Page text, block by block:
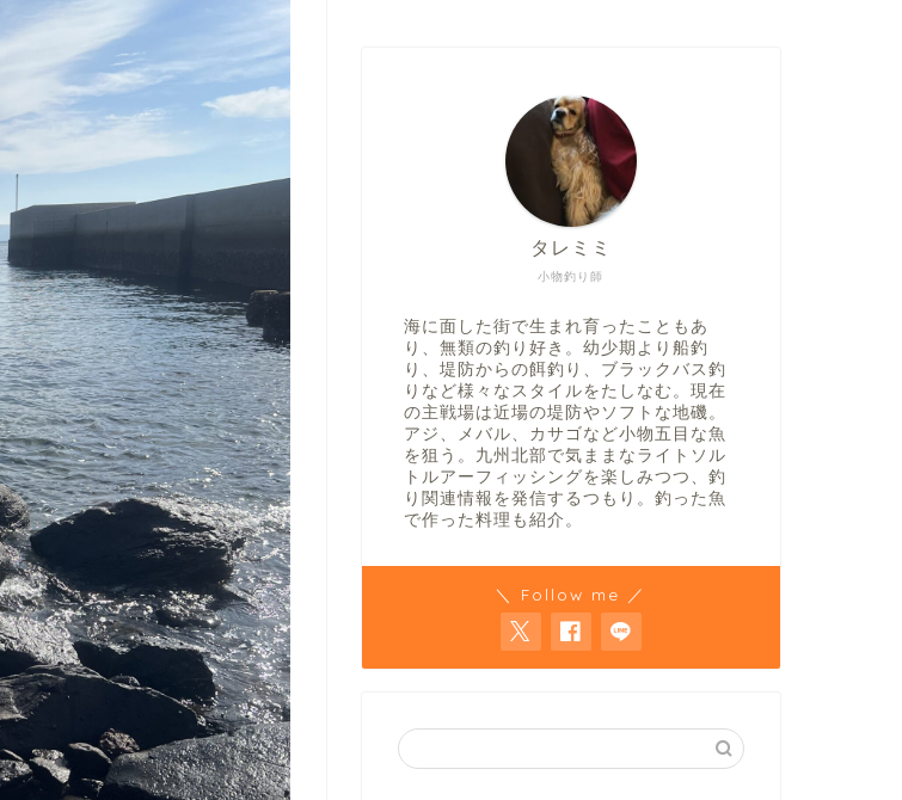
小物釣り師
タレミミ
海に面した街で生まれ育ったこともあ
り、無類の釣り好き。幼少期より船釣
り、堤防からの餌釣り、ブラックバス釣
りなど様々なスタイルをたしなむ。現在
の主戦場は近場の堤防やソフトな地磯。
アジ、メバル、カサゴなど小物五目な魚
を狙う。九州北部で気ままなライトソル
トルアーフィッシングを楽しみつつ、釣
り関連情報を発信するつもり。釣った魚
で作った料理も紹介。
＼ Follow me ／